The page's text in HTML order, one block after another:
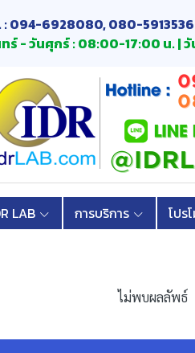
: 094-6928080, 080-5913536
ร์ - วันศุกร์ : 08:00-17:00 น. |
LAB การบริการ โปร
ไม่พบผลลัพธ์